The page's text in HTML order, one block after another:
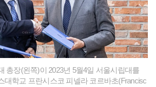
총장(왼쪽)이 2023년 5월4일 서울시립대를
대학교 프란시스코 피넬라 코르바초(Francisc